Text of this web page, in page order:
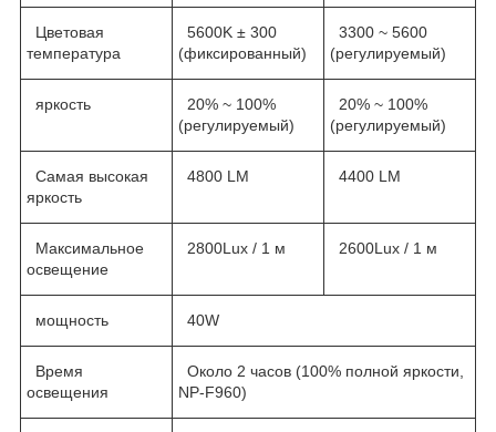
Цветовая
температура
5600K ± 300
(фиксированный)
3300 ~ 5600
(регулируемый)
яркость
20% ~ 100%
(регулируемый)
20% ~ 100%
(регулируемый)
Самая высокая
яркость
4800 LM 4400 LM
Максимальное
освещение
2800Lux / 1 м 2600Lux / 1 м
мощность 40W
Время
освещения
Около 2 часов (100% полной яркости,
NP-F960)